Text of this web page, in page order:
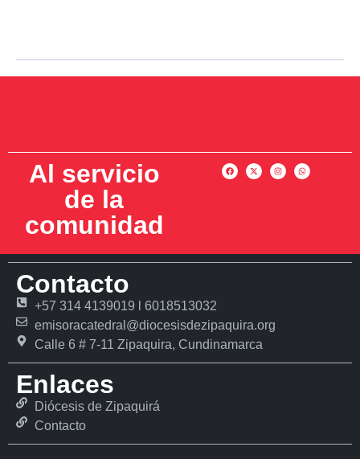
Al servicio
de la
comunidad
Contacto
+57 314 4139019 l 6018513032
emisoracatedral@diocesisdezipaquira.org
Calle 6 # 7-11 Zipaquira, Cundinamarca
Enlaces
Diócesis de Zipaquirá
Contacto